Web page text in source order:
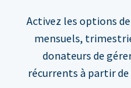
Activez les options
mensuels,
donateurs de
récurrents à partir